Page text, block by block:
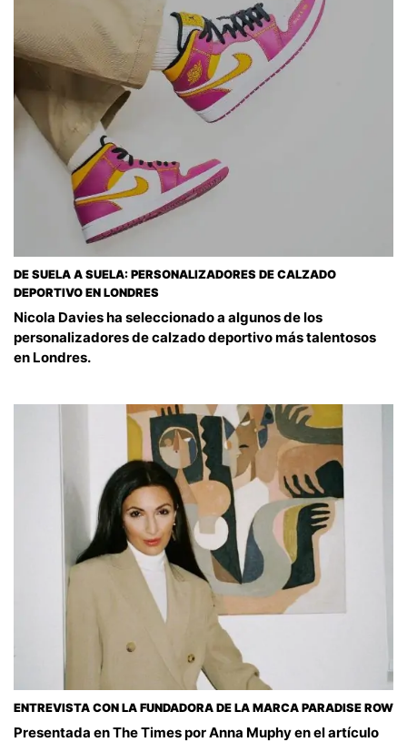
DE SUELA A SUELA: PERSONALIZADORES DE CALZADO
DEPORTIVO EN LONDRES
Nicola Davies ha seleccionado a algunos de los
personalizadores de calzado deportivo más talentosos
en Londres.
ENTREVISTA CON LA FUNDADORA DE LA MARCA PARADISE ROW
Presentada en The Times por Anna Muphy en el artículo